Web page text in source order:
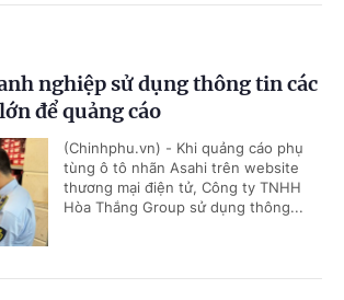
nghiệp sử dụng thông tin các
để quảng cáo
(Chinhphu.vn) - Khi quảng cáo phụ
tùng ô tô nhãn Asahi trên website
thương mại điện tử, Công ty TNHH
Hòa Thắng Group sử dụng thông...